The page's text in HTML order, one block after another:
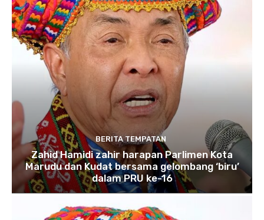
BERITA TEMPATAN
Zahid Hamidi zahir harapan Parlimen Kota
Marudu dan Kudat bersama gelombang ‘biru’
dalam PRU ke-16